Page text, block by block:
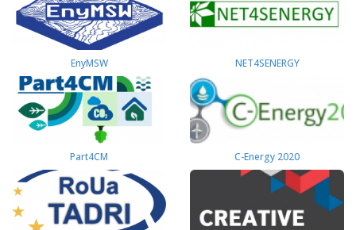
EnyMSW NET4SENERGY
Part4СМ C-Energy 2020